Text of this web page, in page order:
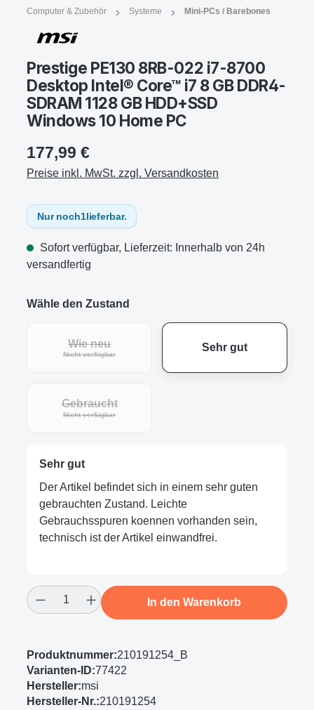
Computer & Zubehör Systeme Mini-PCs / Barebones
Prestige PE130 8RB-022 i7-8700
Desktop Intel® Core™ i7 8 GB DDR4-
SDRAM 1128 GB HDD+SSD
Windows 10 Home PC
177,99 €
Preise inkl. MwSt. zzgl. Versandkosten
Nur noch1lieferbar.
Sofort verfügbar, Lieferzeit: Innerhalb von 24h
versandfertig
Wähle den Zustand
Wie neu
Nicht verfügbar
Sehr gut
Gebraucht
Nicht verfügbar
Sehr gut
Der Artikel befindet sich in einem sehr guten
gebrauchten Zustand. Leichte
Gebrauchsspuren koennen vorhanden sein,
technisch ist der Artikel einwandfrei.
Produkt Anzahl: Gib den gewünschten
In den Warenkorb
Produktnummer:210191254_B
Varianten-ID:77422
Hersteller:msi
Hersteller-Nr.:210191254